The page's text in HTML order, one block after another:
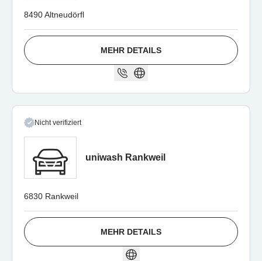
8490 Altneudörfl
MEHR DETAILS
Nicht verifiziert
uniwash Rankweil
6830 Rankweil
MEHR DETAILS